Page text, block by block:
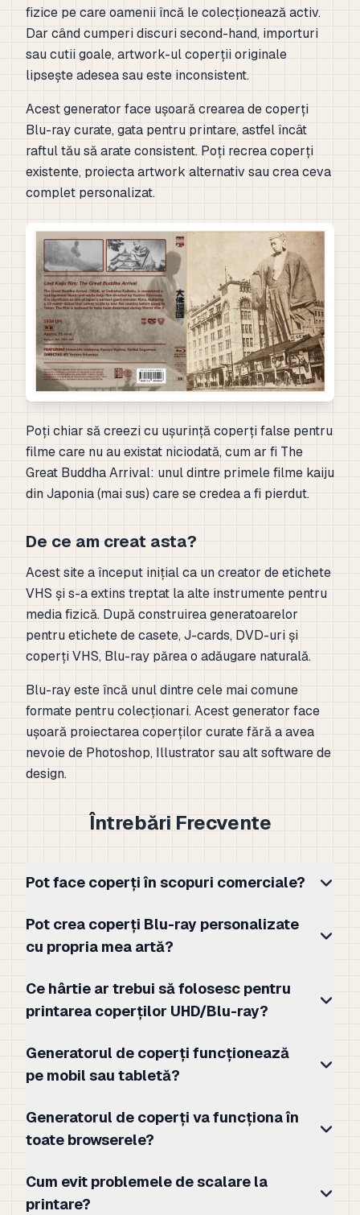
fizice pe care oamenii încă le colecționează activ.
Dar când cumperi discuri second-hand, importuri
sau cutii goale, artwork-ul coperții originale
lipsește adesea sau este inconsistent.
Acest generator face ușoară crearea de coperți
Blu-ray curate, gata pentru printare, astfel încât
raftul tău să arate consistent. Poți recrea coperți
existente, proiecta artwork alternativ sau crea ceva
complet personalizat.
Poți chiar să creezi cu ușurință coperți false pentru
filme care nu au existat niciodată, cum ar fi The
Great Buddha Arrival: unul dintre primele filme kaiju
din Japonia (mai sus) care se credea a fi pierdut.
De ce am creat asta?
Acest site a început inițial ca un creator de etichete
VHS și s-a extins treptat la alte instrumente pentru
media fizică. După construirea generatoarelor
pentru etichete de casete, J-cards, DVD-uri și
coperți VHS, Blu-ray părea o adăugare naturală.
Blu-ray este încă unul dintre cele mai comune
formate pentru colecționari. Acest generator face
ușoară proiectarea coperților curate fără a avea
nevoie de Photoshop, Illustrator sau alt software de
design.
Întrebări Frecvente
Pot face coperți în scopuri comerciale?
Pot crea coperți Blu-ray personalizate
cu propria mea artă?
Ce hârtie ar trebui să folosesc pentru
printarea coperților UHD/Blu-ray?
Generatorul de coperți funcționează
pe mobil sau tabletă?
Generatorul de coperți va funcționa în
toate browserele?
Cum evit problemele de scalare la
printare?